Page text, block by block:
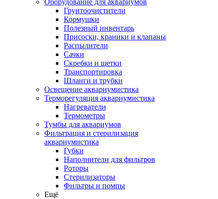
Оборудование для аквариумов
Грунтоочистители
Кормушки
Полезный инвентарь
Присоски, краники и клапаны
Распылители
Сачки
Скребки и щетки
Транспортировка
Шланги и трубки
Освещение аквариумистика
Терморегуляция аквариумистика
Нагреватели
Термометры
Тумбы для аквариумов
Фильтрация и стерилизация
аквариумистика
Губки
Наполнители для фильтров
Роторы
Стерилизаторы
Фильтры и помпы
Ещё